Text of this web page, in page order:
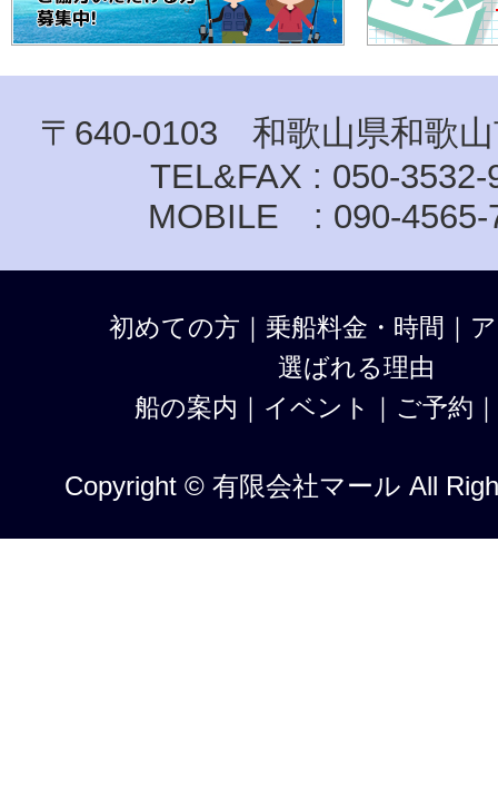
〒640-0103 和歌山県和歌山
TEL&FAX : 050-3532-
MOBILE : 090-4565-
初めての方 ｜ 乗船料金・時間 ｜
選ばれる理由
船の案内 ｜ イベント ｜ ご予約 ｜
Copyright © 有限会社マール All